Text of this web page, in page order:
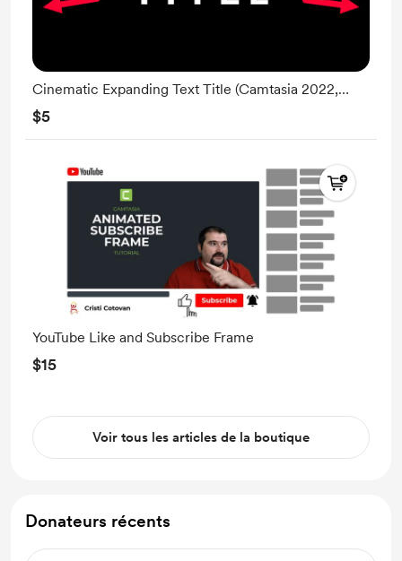
Cinematic Expanding Text Title (Camtasia 2022,
2023)
$5
YouTube Like and Subscribe Frame
$15
Voir tous les articles de la boutique
Donateurs récents